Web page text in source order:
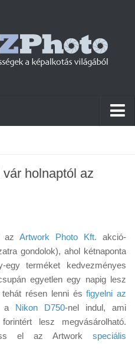
holnaptól az
az Artwork Photo Kft. akció-
gondolok), ahol kétnaponta
egy terméket kedvezményes
egyetlen egy napig lesz
tehát résen lenni ésfigyelni az
a Nikon D750-nel indul, ami
lesz megvásárolható.
el az Artwork speciális